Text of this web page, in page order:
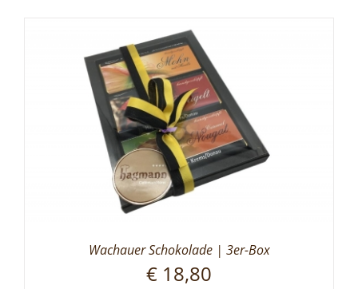
Wachauer Schokolade | 3er-Box
€ 18,80